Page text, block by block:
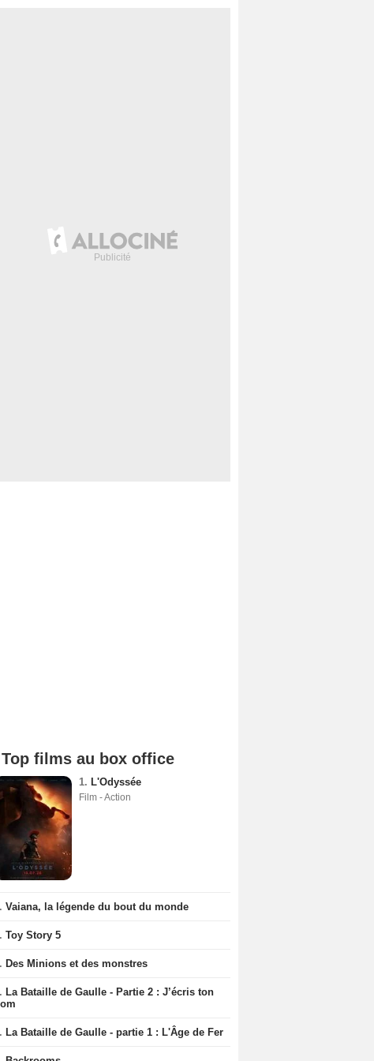
Top films au box office
1. L'Odyssée
Film - Action
Vaiana, la légende du bout du monde
Toy Story 5
Des Minions et des monstres
La Bataille de Gaulle - Partie 2 : J’écris ton
La Bataille de Gaulle - partie 1 : L'Âge de Fer